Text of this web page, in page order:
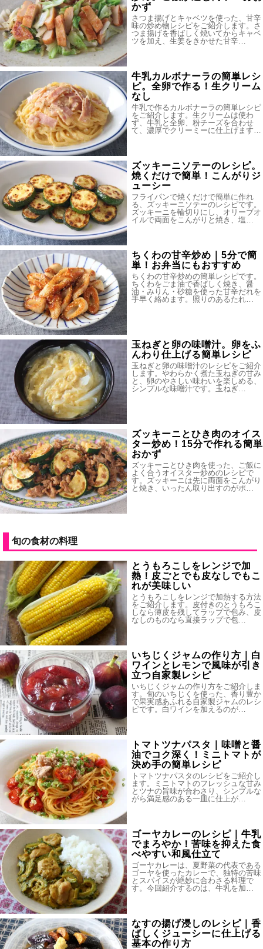
かず
さつま揚げとキャベツを使った、甘辛
味の炒め物レシピをご紹介します。さ
つま揚げを香ばしく焼いてからキャベ
ツを加え、生姜をきかせた甘辛…
牛乳カルボナーラの簡単レシ
ピ。全卵で作る！生クリーム
なし
牛乳で作るカルボナーラの簡単レシピ
をご紹介します。生クリームは使わ
ず、牛乳と全卵、粉チーズを合わせ
て、濃厚でクリーミーに仕上げます…
ズッキーニソテーのレシピ。
焼くだけで簡単！こんがりジ
ューシー
フライパンで焼くだけで簡単に作れ
る、ズッキーニソテーのレシピです。
ズッキーニを輪切りにし、オリーブオ
イルで両面をこんがりと焼き、塩…
ちくわの甘辛炒め｜5分で簡
単！お弁当にもおすすめ
ちくわの甘辛炒めの簡単レシピです。
ちくわをごま油で香ばしく焼き、醤
油・みりん・砂糖を使った甘辛だれを
手早く絡めます。照りのあるたれ…
玉ねぎと卵の味噌汁。卵をふ
んわり仕上げる簡単レシピ
玉ねぎと卵の味噌汁のレシピをご紹介
します。やわらかく煮た玉ねぎの甘み
と、卵のやさしい味わいを楽しめる、
シンプルな味噌汁です。玉ねぎ…
ズッキーニとひき肉のオイス
ター炒め！15分で作れる簡単
おかず
ズッキーニとひき肉を使った、ご飯に
よく合うオイスター炒めのレシピで
す。ズッキーニは先に両面をこんがり
と焼き、いったん取り出すのがポ…
旬の食材の料理
とうもろこしをレンジで加
熱！皮ごとでも皮なしでもこ
れが美味しい
とうもろこしをレンジで加熱する方法
をご紹介します。皮付きのとうもろこ
しなら薄皮を残してラップで包み、皮
なしのものなら直接ラップで包…
いちじくジャムの作り方｜白
ワインとレモンで風味が引き
立つ自家製レシピ
いちじくジャムの作り方をご紹介しま
す。旬のいちじくを使った、香り豊か
で果実感あふれる自家製ジャムのレシ
ピです。白ワインを加えるのが…
トマトツナパスタ｜味噌と醤
油でコク深く！ミニトマトが
決め手の簡単レシピ
トマトツナパスタのレシピをご紹介し
ます。ミニトマトのフレッシュな甘み
とツナの旨味が合わさり、シンプルな
がら満足感のある一皿に仕上が…
ゴーヤカレーのレシピ｜牛乳
でまろやか！苦味を抑えた食
べやすい和風仕立て
ゴーヤカレーは、夏野菜の代表である
ゴーヤを使ったカレーで、独特の苦味
とスパイスが絶妙に合わさる料理で
す。今回紹介するのは、牛乳を加…
なすの揚げ浸しのレシピ｜香
ばしくジューシーに仕上げる
基本の作り方